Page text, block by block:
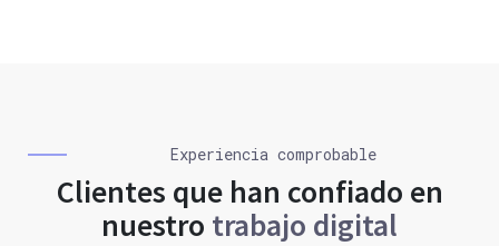
Experiencia comprobable
Clientes que han confiado en
nuestro trabajo digital